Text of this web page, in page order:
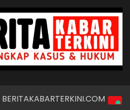
BERITAKABARTERKINI.COM